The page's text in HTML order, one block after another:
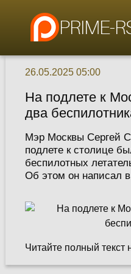
26.05.2025 05:00
На подлете к
два
Мэр Москвы Сергей
подлете к столице
беспилотных
Об этом он написал
Читайте полный текст